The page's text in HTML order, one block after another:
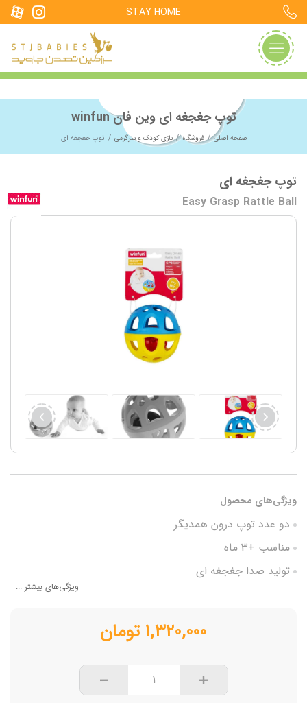
STAY HOME
توپ جغجغه ای وین فان winfun
صفحه اصلی فروشگاه بازی کودک و سرگرمی توپ جغجغه ای
توپ جغجغه ای
Easy Grasp Rattle Ball
ویژگی‌های محصول
دو عدد توپ درون همدیگر
مناسب +3 ماه
تولید صدا جغجغه ای
ویژگی‌های بیشتر ...
۱,۳۲۰,۰۰۰ تومان